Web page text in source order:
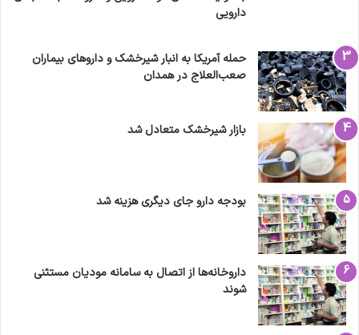
دارویی
حمله آمریکا به انبار شیرخشک و داروهای بیماران
صعب‌العلاج در همدان
بازار شیرخشک متعادل شد
بودجه دارو جای دیگری هزینه شد
داروخانه‌ها از اتصال به سامانه مودیان مستثنی
شوند